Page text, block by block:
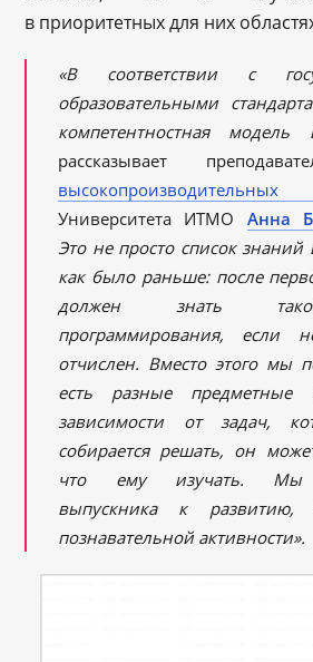
в приоритетных для них
«В соответствии с
образовательными
компетентностная модель
рассказывает
Университета ИТМО Анна
Это не просто список
как было раньше: после
должен знать
программирования, если
отчислен. Вместо этого мы
есть разные
зависимости от задач,
собирается решать, он
что ему изучать. Мы
выпускника к развитию,
познавательной активности».